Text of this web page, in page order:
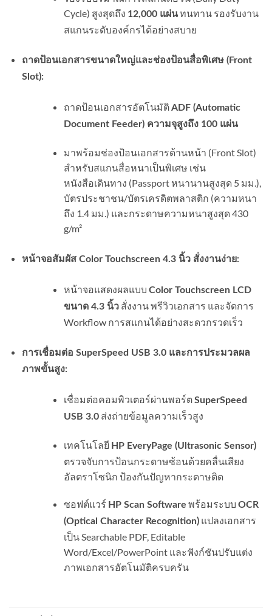
Cycle) สูงสุดถึง 12,000 แผ่นทนทาน รองรับงาน
สแกนระดับองค์กรได้อย่างสบาย
ถาดป้อนเอกสารขนาดใหญ่และช่องป้อนสื่อพิเศษ (Front
Slot):
ถาดป้อนเอกสารอัตโนมัติADF (Automatic
Document Feeder) ความจุสูงถึง 100 แผ่น
มาพร้อมช่องป้อนเอกสารด้านหน้า (Front Slot)
สำหรับสแกนสื่อหนาเป็นพิเศษ เช่น
หนังสือเดินทาง (Passport หนานานสูงสุด 5 มม.),
บัตรประชาชน/บัตรเครดิตพลาสติก (ความหนา
ถึง 1.4 มม.) และกระดาษความหนาสูงสุด 430
g/m²
หน้าจอสัมผัส Color Touchscreen 4.3 นิ้ว สั่งงานง่าย:
หน้าจอแสดงผลแบบ Color Touchscreen LCD
ขนาด 4.3 นิ้วสั่งงาน พรีวิวเอกสาร และจัดการ
Workflow การสแกนได้อย่างสะดวกรวดเร็ว
การเชื่อมต่อ SuperSpeed USB 3.0 และการประมวลผล
ภาพขั้นสูง:
เชื่อมต่อคอมพิวเตอร์ผ่านพอร์ตSuperSpeed
USB 3.0ส่งถ่ายข้อมูลความเร็วสูง
เทคโนโลยี HP EveryPage (Ultrasonic Sensor)
ตรวจจับการป้อนกระดาษซ้อนด้วยคลื่นเสียง
อัลตราโซนิก ป้องกันปัญหากระดาษติด
ซอฟต์แวร์ HP Scan Software พร้อมระบบ OCR
(Optical Character Recognition)แปลงเอกสาร
เป็น Searchable PDF, Editable
Word/Excel/PowerPoint และฟังก์ชันปรับแต่ง
ภาพเอกสารอัตโนมัติครบครัน